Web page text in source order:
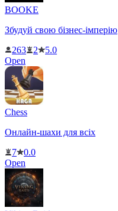
BOOKE
Збудуй свою бізнес-імперію
263
2
5.0
Open
Chess
Онлайн-шахи для всіх
7
0.0
Open